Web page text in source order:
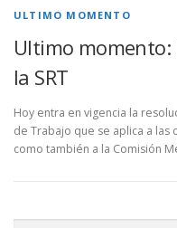
ULTIMO MOMENTO
Ultimo momento:
la SRT
Hoy entra en vigencia la
de Trabajo que se aplica a las
como también a la Comisión